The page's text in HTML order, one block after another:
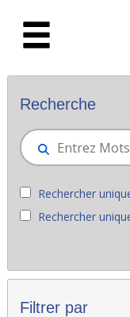
Nouveaux
Recherche
Rechercher
Rechercher
Filtrer par